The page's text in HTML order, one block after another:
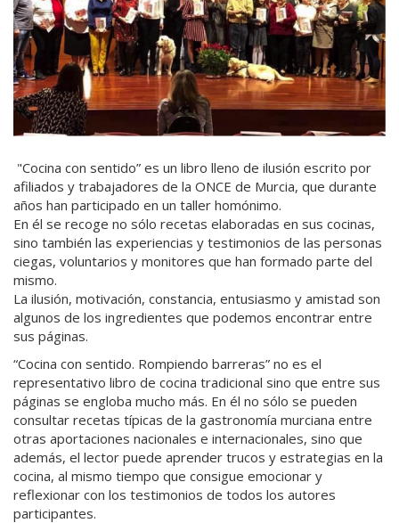
"Cocina con sentido” es un libro lleno de ilusión escrito por
afiliados y trabajadores de la ONCE de Murcia, que durante
años han participado en un taller homónimo.
En él se recoge no sólo recetas elaboradas en sus cocinas,
sino también las experiencias y testimonios de las personas
ciegas, voluntarios y monitores que han formado parte del
mismo.
La ilusión, motivación, constancia, entusiasmo y amistad son
algunos de los ingredientes que podemos encontrar entre
sus páginas.
“Cocina con sentido. Rompiendo barreras” no es el
representativo libro de cocina tradicional sino que entre sus
páginas se engloba mucho más. En él no sólo se pueden
consultar recetas típicas de la gastronomía murciana entre
otras aportaciones nacionales e internacionales, sino que
además, el lector puede aprender trucos y estrategias en la
cocina, al mismo tiempo que consigue emocionar y
reflexionar con los testimonios de todos los autores
participantes.